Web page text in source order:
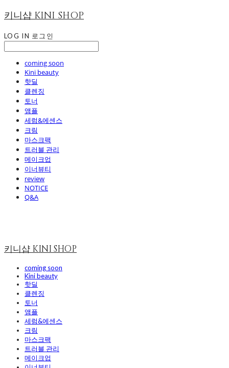
키니샵 KINI SHOP
LOG IN 로그인
coming soon
Kini beauty
핫딜
클렌징
토너
앰플
세럼&에센스
크림
마스크팩
트러블 관리
메이크업
이너뷰티
review
NOTICE
Q&A
키니샵 KINI SHOP
coming soon
Kini beauty
핫딜
클렌징
토너
앰플
세럼&에센스
크림
마스크팩
트러블 관리
메이크업